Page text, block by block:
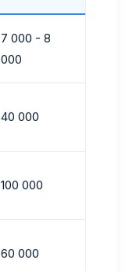
7 000 - 8
000
40 000
100 000
60 000